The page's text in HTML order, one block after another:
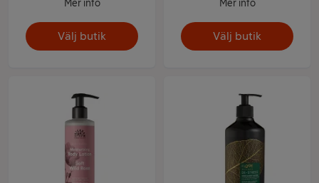
Mer info
Välj butik
Mer info
Välj butik